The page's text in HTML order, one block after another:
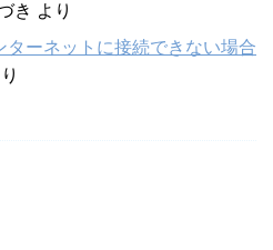
き より
ーネットに接続できない場合